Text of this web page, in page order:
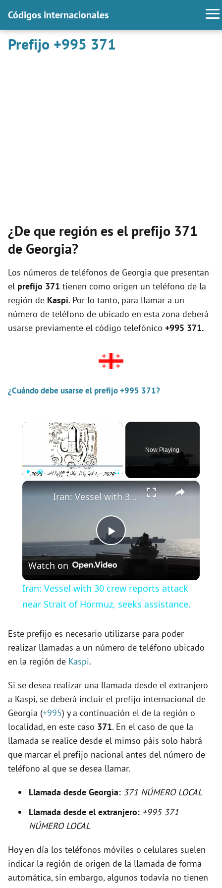
Códigos internacionales
Prefijo +995 371
¿De que región es el prefijo 371
de Georgia?
Los números de teléfonos de Georgia que presentan
el prefijo 371 tienen como origen un teléfono de la
región de Kaspi. Por lo tanto, para llamar a un
número de teléfono de ubicado en esta zona deberá
usarse previamente el código telefónico +995 371.
¿Cuándo debe usarse el prefijo +995 371?
×
Now Playing
×
P
l
a
y
i
d
e
Iran: Vessel with 30 crew reports attack near Strait of Hormuz, seeks assistance.
Watch on
Iran: Vessel with 30 crew reports attack
near Strait of Hormuz, seeks assistance.
Este prefijo es necesario utilizarse para poder
realizar llamadas a un número de teléfono ubicado
en la región de Kaspi.
Si se desea realizar una llamada desde el extranjero
a Kaspi, se deberá incluir el prefijo internacional de
Georgia (+995) y a continuación el de la región o
localidad, en este caso 371. En el caso de que la
llamada se realice desde el mimso páis solo habrá
que marcar el prefijo nacional antes del número de
teléfono al que se desea llamar.
Llamada desde Georgia: 371 NÚMERO LOCAL
Llamada desde el extranjero: +995 371
NÚMERO LOCAL
Hoy en día los teléfonos móviles o celulares suelen
indicar la región de origen de la llamada de forma
automática, sin embargo, algunos todavía no tienen